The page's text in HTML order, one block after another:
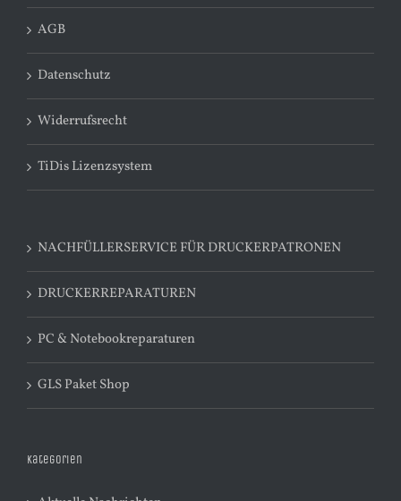
AGB
Datenschutz
Widerrufsrecht
TiDis Lizenzsystem
NACHFÜLLERSERVICE FÜR DRUCKERPATRONEN
DRUCKERREPARATUREN
PC & Notebookreparaturen
GLS Paket Shop
Kategorien